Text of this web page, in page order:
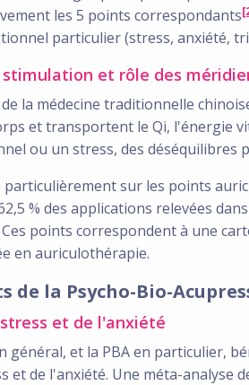
les 5 points correspondants
particulier (stress, anxiété,
stimulation et rôle des
la médecine traditionnelle
et transportent le Qi, l'énergie
ou un stress, des déséquilibres
particulièrement sur les points
% des applications relevées
Ces points correspondent à une
en auriculothérapie.
de la Psycho-Bio-
et de l'anxiété
général, et la PBA en particulier,
et de l'anxiété. Une méta-analyse